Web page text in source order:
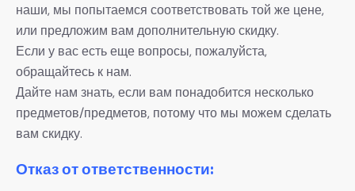
наши, мы попытаемся соответствовать той же цене,
или предложим вам дополнительную скидку.
Если у вас есть еще вопросы, пожалуйста,
обращайтесь к нам.
Дайте нам знать, если вам понадобится несколько
предметов/предметов, потому что мы можем сделать
вам скидку.
Отказ от ответственности: